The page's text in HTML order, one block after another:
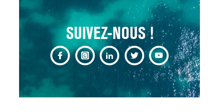
SUIVEZ-NOUS !
INSUFFISANCE
CARDIAQUE : LES
SIGNAUX D’ALERTE
AVANT… LA MORT
25 août 2024